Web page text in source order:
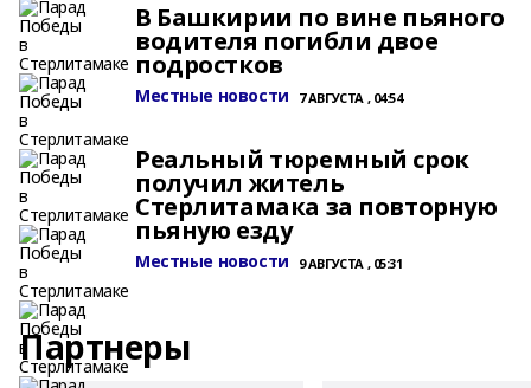
В Башкирии по вине пьяного
водителя погибли двое
подростков
Местные новости 7 АВГУСТА , 04:54
Реальный тюремный срок
получил житель
Стерлитамака за повторную
пьяную езду
Местные новости 9 АВГУСТА , 05:31
Партнеры